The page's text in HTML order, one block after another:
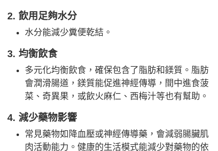
2. 飲用足夠水分
水分能減少糞便乾結。
3. 均衡飲食
多元化均衡飲食，確保包含了脂肪和鎂質。脂肪
會潤滑腸道，鎂質能促進神經傳導，間中進食菠
菜、奇異果，或飲火麻仁、西梅汁等也有幫助。
4. 減少藥物影響
常見藥物如降血壓或神經傳導藥，會減弱腸臟肌
肉活動能力。健康的生活模式能減少對藥物的依